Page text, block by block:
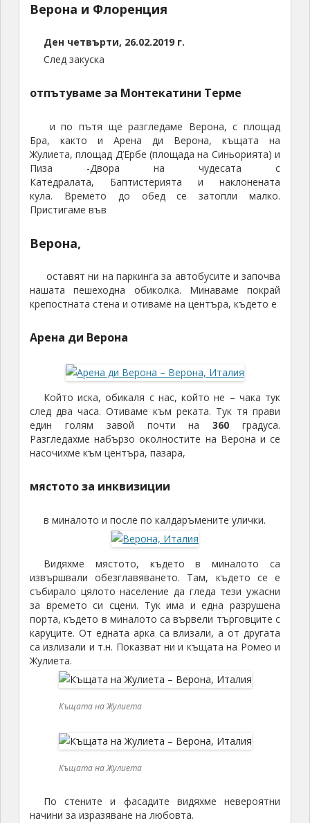
Верона и Флоренция
Денчетвърти, 26.02.2019 г.
След закуска
отпътуваме за Монтекатини Терме
и по пътя ще разгледаме Верона, с площад
Бра, както и Арена ди Верона, къщата на
Жулиета, площад Д’Ербе (площада на Синьорията) и
Пиза -Двора на чудесата с
Катедралата, Баптистерията и наклонената
кула. Времето до обед се затопли малко.
Пристигаме във
Верона,
оставят ни на паркинга за автобусите и започва
нашата пешеходна обиколка. Минаваме покрай
крепостната стена и отиваме на центъра, където е
Арена ди Верона
Който иска, обикаля с нас, който не – чака тук
след два часа. Отиваме към реката. Тук тя прави
един голям завой почти на360 градуса.
Разгледахме набързо околностите на Верона и се
насочихме към центъра, пазара,
мястото за инквизиции
в миналото и после по калдаръмените улички.
Видяхме мястото, където в миналото са
извършвали обезглавяването. Там, където се е
събирало цялото население да гледа тези ужасни
за времето си сцени. Тук има и една разрушена
порта, където в миналото са вървели търговците с
каруците. От едната арка са влизали, а от другата
са излизали и т.н. Показват ни и къщата на Ромео и
Жулиета.
Къщата на Жулиета
Къщата на Жулиета
По стените и фасадите видяхме невероятни
начини за изразяване на любовта.